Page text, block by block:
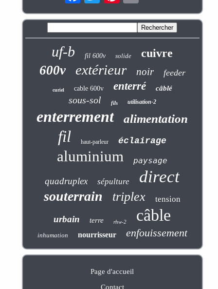
uf-b fil 600v solide cuivre
600v extérieur noir feeder
curiel cable 600v enterré câblé
sous-sol fils utilisation-2
enterrement alimentation
fil haut-parleur éclairage
aluminium paysage
quadruplex sépulture direct
souterrain triplex tension
urbain terre rhw-2 câble
inhumation nourrisseur enfouissement
Page d'accueil
Contact